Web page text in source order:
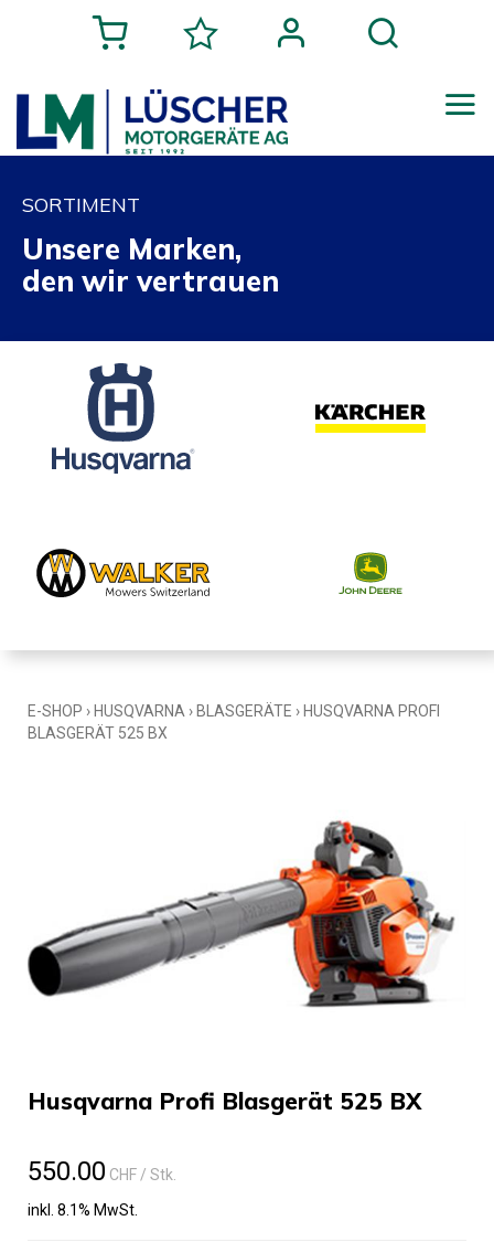
SORTIMENT
Unsere Marken,
den wir vertrauen
E-SHOP › HUSQVARNA › BLASGERÄTE › HUSQVARNA PROFI
BLASGERÄT 525 BX
Husqvarna Profi Blasgerät 525 BX
550.00 CHF/ Stk.
inkl. 8.1% MwSt.